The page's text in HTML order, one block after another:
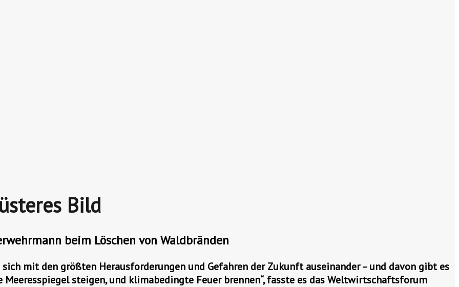
Bild
mit den größten Herausforderungen und Gefahren der Zukunft auseinander – und davon gibt es
steigen, und klimabedingte Feuer brennen“, fasste es das Weltwirtschaftsforum